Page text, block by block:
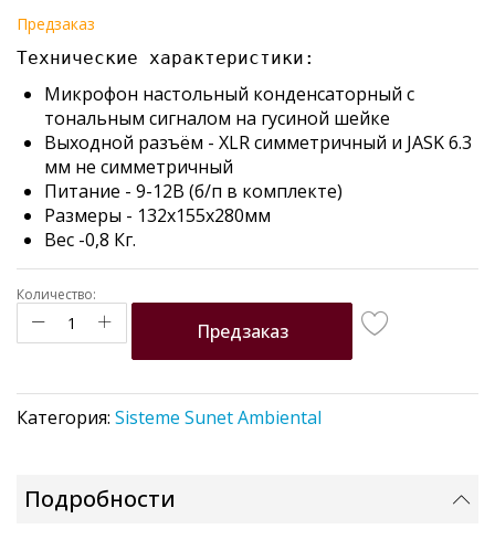
beginning
of
the
images
gallery
Предзаказ
Технические характеристики:
Микрофон настольный конденсаторный с
тональным сигналом на гусиной шейке
Выходной разъём - XLR симметричный и JASK 6.3
мм не симметричный
Питание - 9-12В (б/п в комплекте)
Размеры - 132х155х280мм
Вес -0,8 Кг.
Количество:
Предзаказ
Категория: Sisteme Sunet Ambiental
Подробности